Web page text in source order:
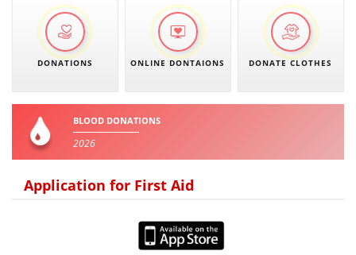
DONATIONS ONLINE DONTAIONS DONATE CLOTHES
BLOOD DONATIONS
2026
Application for First Aid